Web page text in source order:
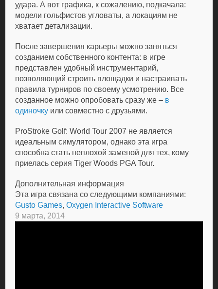
удара. А вот графика, к сожалению, подкачала:
модели гольфистов угловаты, а локациям не
хватает детализации.
После завершения карьеры можно заняться
созданием собственного контента: в игре
представлен удобный инструментарий,
позволяющий строить площадки и настраивать
правила турниров по своему усмотрению. Все
созданное можно опробовать сразу же – в
одиночку или совместно с друзьями.
ProStroke Golf: World Tour 2007 не является
идеальным симулятором, однако эта игра
способна стать неплохой заменой для тех, кому
приелась серия Tiger Woods PGA Tour.
Дополнительная информация
Эта игра связана со следующими компаниями:
Gusto Games,Oxygen Interactive Software
9 марта, 2014